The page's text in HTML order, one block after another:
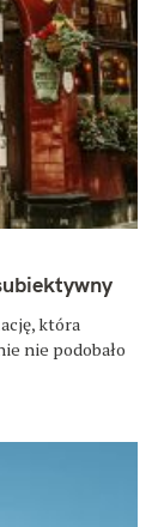
która
nie podobało